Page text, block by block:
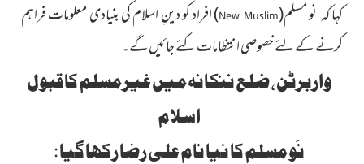
کہا کہ نومسلم(
New Muslim
)افراد کو دینِاسلام کی بنیادی معلومات فراہم
کرنے کے لئے خصوصی انتظامات کئے جائیں گے۔
واربرٹن ، ضلع ننکانہ میں غیرمسلم کا قبول
اسلام
نَو مسلم کا نیا نام علی رضا رکھا گیا :